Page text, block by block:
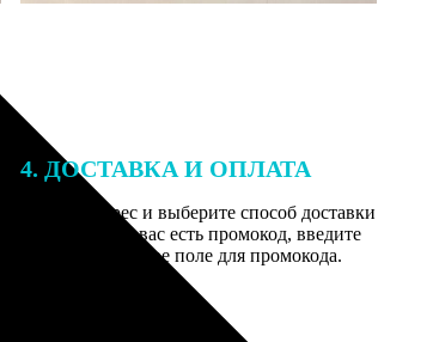
4. ДОСТАВКА И ОПЛАТА
Введите адрес и выберите способ доставки
заказа. Если у вас есть промокод, введите
его в специальное поле для промокода.